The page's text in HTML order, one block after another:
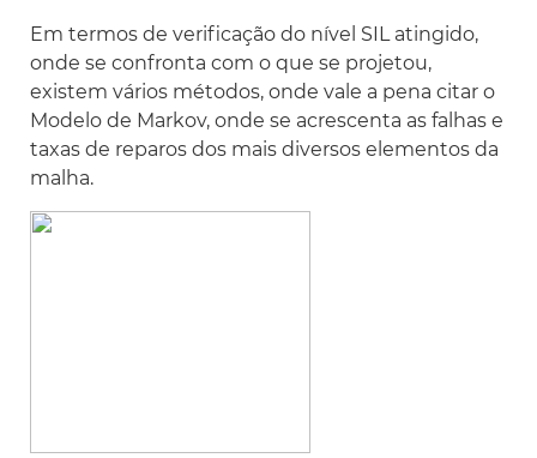
Em termos de verificação do nível SIL atingido,
onde se confronta com o que se projetou,
existem vários métodos, onde vale a pena citar o
Modelo de Markov, onde se acrescenta as falhas e
taxas de reparos dos mais diversos elementos da
malha.